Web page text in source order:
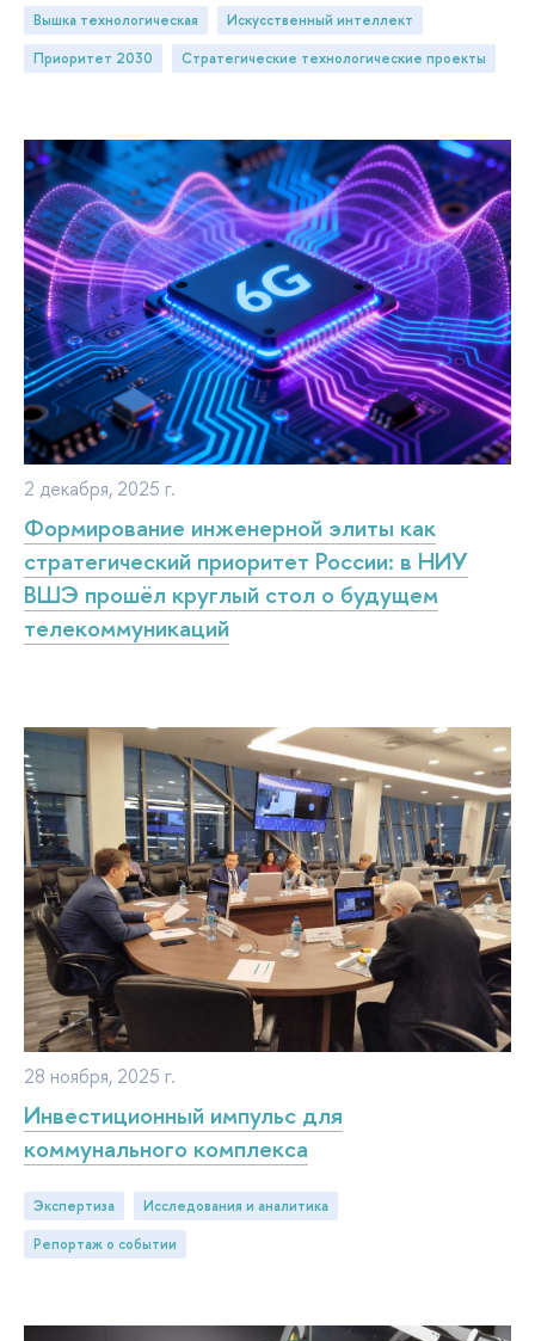
Вышка технологическая
искусственный интеллект
Приоритет 2030
Стратегические технологические проекты
2 декабря, 2025 г.
Формирование инженерной элиты как
стратегический приоритет России: в НИУ
ВШЭ прошёл круглый стол о будущем
телекоммуникаций
28 ноября, 2025 г.
Инвестиционный импульс для
коммунального комплекса
Экспертиза
исследования и аналитика
репортаж о событии